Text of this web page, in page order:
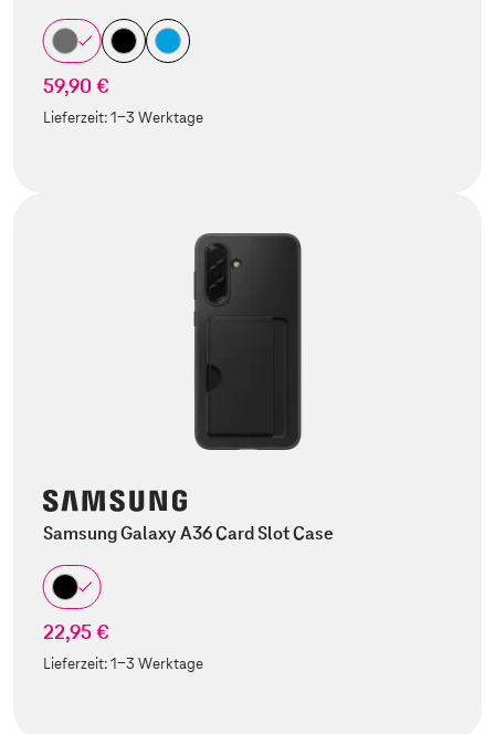
59,90 €
Lieferzeit:1-3 Werktage
Samsung Galaxy A36 Card Slot Case
22,95 €
Lieferzeit:1-3 Werktage